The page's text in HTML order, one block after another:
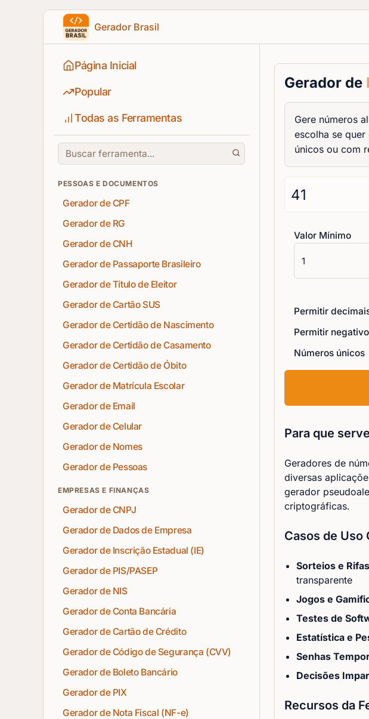
Gerador Brasil
Página Inicial
Popular
Todas as Ferramentas
PESSOAS E DOCUMENTOS
Gerador de CPF
Gerador de RG
Gerador de CNH
Gerador de Passaporte Brasileiro
Gerador de Título de Eleitor
Gerador de Cartão SUS
Gerador de Certidão de Nascimento
Gerador de Certidão de Casamento
Gerador de Certidão de Óbito
Gerador de Matrícula Escolar
Gerador de Email
Gerador de Celular
Gerador de Nomes
Gerador de Pessoas
EMPRESAS E FINANÇAS
Gerador de CNPJ
Gerador de Dados de Empresa
Gerador de Inscrição Estadual (IE)
Gerador de PIS/PASEP
Gerador de NIS
Gerador de Conta Bancária
Gerador de Cartão de Crédito
Gerador de Código de Segurança (CVV)
Gerador de Boleto Bancário
Gerador de PIX
Gerador de Nota Fiscal (NF-e)
Gerador de
Gere números
escolha se
únicos ou com
Valor Mínimo
Permitir
Permitir
Números únicos
Para que
Geradores de
diversas
gerador
criptográficas.
Casos de Uso
Sorteios e
transparente
Jogos e
Testes de
Estatística e
Senhas
Decisões
Recursos da